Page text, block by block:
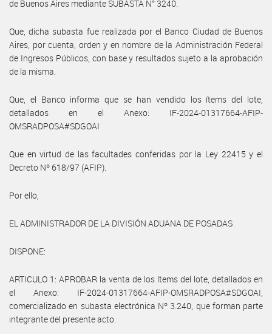
de Buenos Aires mediante SUBASTA N° 3240.
Que, dicha subasta fue realizada por el Banco Ciudad de Buenos
Aires, por cuenta, orden y en nombre de la Administración Federal
de Ingresos Públicos, con base y resultados sujeto a la aprobación
de la misma.
Que, el Banco informa que se han vendido los ítems del lote,
detallados en el Anexo: IF-2024-01317664-AFIP-
OMSRADPOSA#SDGOAI
Que en virtud de las facultades conferidas por la Ley 22415 y el
Decreto Nº 618/97 (AFIP).
Por ello,
EL ADMINISTRADOR DE LA DIVISIÓN ADUANA DE POSADAS
DISPONE:
ARTICULO 1: APROBAR la venta de los ítems del lote, detallados en
el Anexo: IF-2024-01317664-AFIP-OMSRADPOSA#SDGOAI,
comercializado en subasta electrónica Nº 3.240, que forman parte
integrante del presente acto.